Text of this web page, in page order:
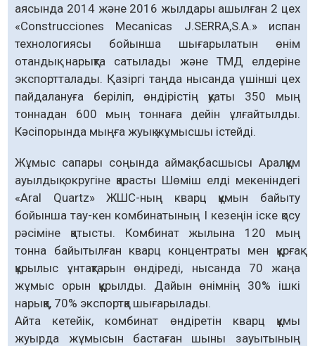
аясында 2014 және 2016 жылдары ашылған 2 цех
«Construcciones Mecanicas J.SERRA,S.A.» испан
технологиясы бойынша шығарылатын өнім
отандық нарықта сатылады және ТМД елдеріне
экспортталады. Қазіргі таңда нысанда үшінші цех
пайдалануға беріліп, өндірістің қуаты 350 мың
тоннадан 600 мың тоннаға дейін ұлғайтылды.
Кәсіпорында мыңға жуық жұмысшы істейді.
Жұмыс сапары соңында аймақ басшысы Аралқұм
ауылдық округіне қарасты Шөміш елді мекеніндегі
«Aral Quartz» ЖШС-ның кварц құмын байыту
бойынша тау-кен комбинатының І кезеңін іске қосу
рәсіміне қатысты. Комбинат жылына 120 мың
тонна байытылған кварц концентраты мен құрғақ
құрылыс ұнтақтарын өндіреді, нысанда 70 жаңа
жұмыс орын құрылды. Дайын өнімнің 30% ішкі
нарыққа, 70% экспортқа шығарылады.
Айта кетейік, комбинат өндіретін кварц құмы
жуырда жұмысын бастаған шыны зауытының